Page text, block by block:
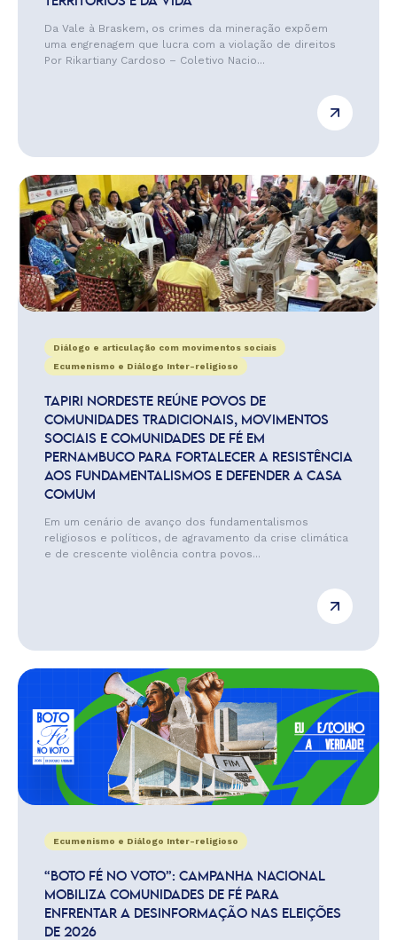
Da Vale à Braskem, os crimes da mineração expõem
uma engrenagem que lucra com a violação de direitos
Por Rikartiany Cardoso – Coletivo Nacio...
Diálogo e articulação com movimentos sociais
Ecumenismo e Diálogo Inter-religioso
TAPIRI NORDESTE REÚNE POVOS DE
COMUNIDADES TRADICIONAIS, MOVIMENTOS
SOCIAIS E COMUNIDADES DE FÉ EM
PERNAMBUCO PARA FORTALECER A RESISTÊNCIA
AOS FUNDAMENTALISMOS E DEFENDER A CASA
COMUM
Em um cenário de avanço dos fundamentalismos
religiosos e políticos, de agravamento da crise climática
e de crescente violência contra povos...
Ecumenismo e Diálogo Inter-religioso
“BOTO FÉ NO VOTO”: CAMPANHA NACIONAL
MOBILIZA COMUNIDADES DE FÉ PARA
ENFRENTAR A DESINFORMAÇÃO NAS ELEIÇÕES
DE 2026